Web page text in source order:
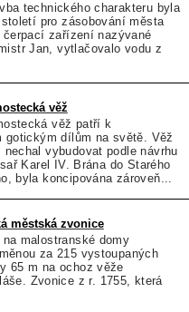
technického charakteru byla
pro zásobování města
zařízení nazývané
Jan, vytlačovalo vodu z
věž
věž patří k
gotickým dílům na světě. Věž
vybudovat podle návrhu
Karel IV. Brána do Starého
byla koncipována zároveň...
městská zvonice
na malostranské domy
za 215 vystoupaných
65 m na ochoz věže
Zvonice z r. 1755, která